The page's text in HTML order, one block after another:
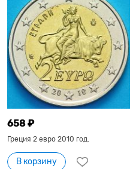
658 ₽
Греция 2 евро 2010 год.
В корзину